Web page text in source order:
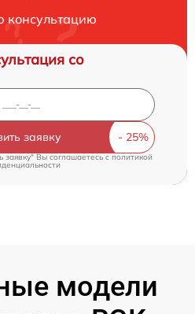
консультацию
со
заявку
заявку" Вы соглашаетесь cполитикой
модели